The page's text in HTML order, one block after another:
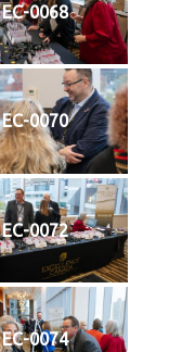
EC-0068
EC-0070
EC-0072
EC-0074